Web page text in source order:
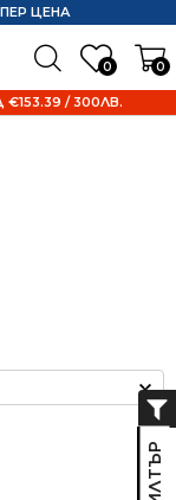
0 0
ЦЕНА
/ 300ЛВ.